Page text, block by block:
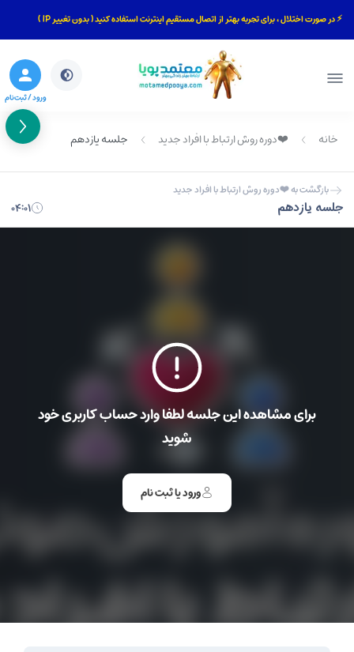
⚡ در صورت اختلال ، برای تجربه بهتر از اتصال مستقیم اینترنت استفاده کنید ( بدون تغییر IP )
ورود / ثبت‌نام
جستجو
خانه ❤️دوره روش ارتباط با افراد جدید جلسه یازدهم
بازگشت به ❤️دوره روش ارتباط با افراد جدید
جلسه یازدهم ۰۴:۰۱
برای مشاهده این جلسه لطفا وارد حساب کاربری خود
شوید
ورود یا ثبت نام
بستن